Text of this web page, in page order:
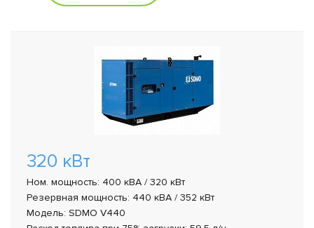
320 кВт
Ном. мощность: 400 кВА / 320 кВт
Резервная мощность: 440 кВА / 352 кВт
Модель: SDMO V440